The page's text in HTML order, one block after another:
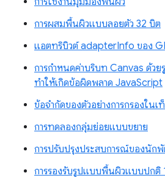
การผสมพื้นผิวแบบลอยตัว 32 บิต
แอตทริบิวต์ adapterInfo ของ
การกำหนดค่าบริบท Canvas ด้ว
ทำให้เกิดข้อผิดพลาด JavaScript
ข้อจำกัดของตัวอย่างการกรองในเ
การทดลองกลุ่มย่อยแบบขยาย
การปรับปรุงประสบการณ์ของนัก
การรองรับรูปแบบพื้นผิวแบบปกติ